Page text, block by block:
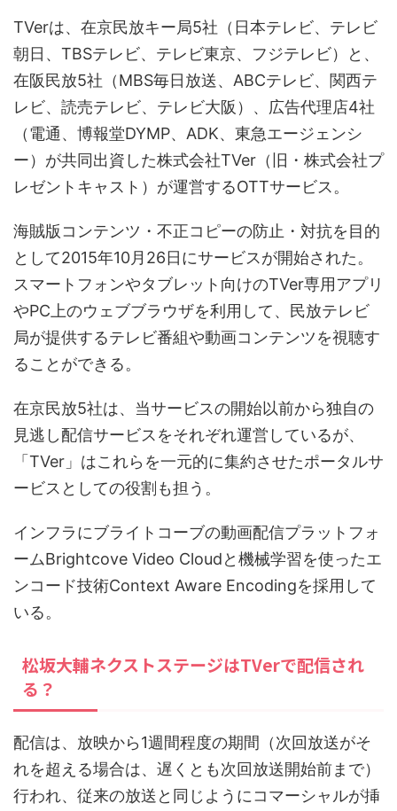
TVerは、在京民放キー局5社（日本テレビ、テレビ
朝日、TBSテレビ、テレビ東京、フジテレビ）と、
在阪民放5社（MBS毎日放送、ABCテレビ、関西テ
レビ、読売テレビ、テレビ大阪）、広告代理店4社
（電通、博報堂DYMP、ADK、東急エージェンシ
ー）が共同出資した株式会社TVer（旧・株式会社プ
レゼントキャスト）が運営するOTTサービス。
海賊版コンテンツ・不正コピーの防止・対抗を目的
として2015年10月26日にサービスが開始された。
スマートフォンやタブレット向けのTVer専用アプリ
やPC上のウェブブラウザを利用して、民放テレビ
局が提供するテレビ番組や動画コンテンツを視聴す
ることができる。
在京民放5社は、当サービスの開始以前から独自の
見逃し配信サービスをそれぞれ運営しているが、
「TVer」はこれらを一元的に集約させたポータルサ
ービスとしての役割も担う。
インフラにブライトコーブの動画配信プラットフォ
ームBrightcove Video Cloudと機械学習を使ったエ
ンコード技術Context Aware Encodingを採用して
いる。
松坂大輔ネクストステージはTVerで配信され
る？
配信は、放映から1週間程度の期間（次回放送がそ
れを超える場合は、遅くとも次回放送開始前まで）
行われ、従来の放送と同じようにコマーシャルが挿